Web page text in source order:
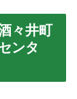
々井町
ンタ